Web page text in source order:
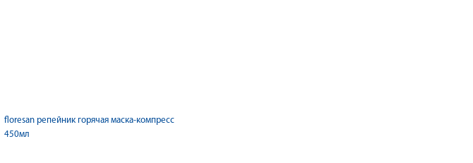
floresan репейник горячая маска-компресс
450мл